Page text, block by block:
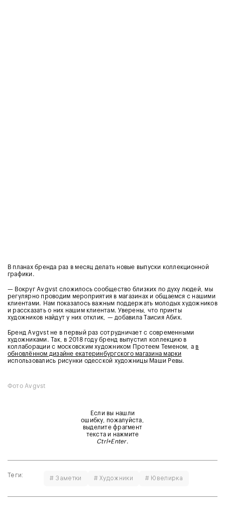
В планах бренда раз в месяц делать новые выпуски коллекционной
графики.
— Вокруг Avgvst сложилось сообщество близких по духу людей, мы
регулярно проводим мероприятия в магазинах и общаемся с нашими
клиентами. Нам показалось важным поддержать молодых художников
и рассказать о них нашим клиентам. Уверены, что принты
художников найдут у них отклик, — добавила Таисия Абих.
Бренд Avgvst не в первый раз сотрудничает с современными
художниками. Так, в 2018 году бренд выпустил коллекцию в
коллаборации с московским художником Протеем Теменом, а в
обновлённом дизайне екатеринбургского магазина марки
использовались рисунки одесской художницы Маши Ревы.
Фото Avgvst
Если вы нашли
ошибку, пожалуйста,
выделите фрагмент
текста и нажмите
Ctrl+Enter.
Теги: # Заметки # Художники # Ювелирка